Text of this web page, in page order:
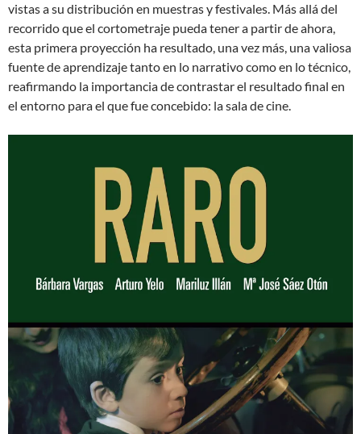
vistas a su distribución en muestras y festivales. Más allá del
recorrido que el cortometraje pueda tener a partir de ahora,
esta primera proyección ha resultado, una vez más, una valiosa
fuente de aprendizaje tanto en lo narrativo como en lo técnico,
reafirmando la importancia de contrastar el resultado final en
el entorno para el que fue concebido: la sala de cine.